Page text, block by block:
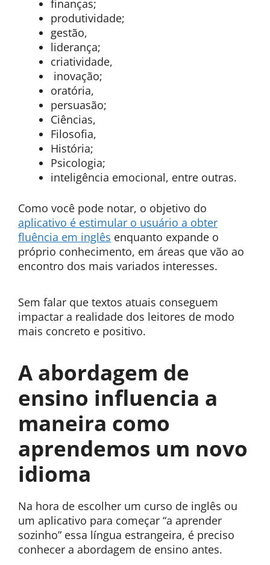
finanças;
produtividade;
gestão,
liderança;
criatividade,
inovação;
oratória,
persuasão;
Ciências,
Filosofia,
História;
Psicologia;
inteligência emocional, entre outras.
Como você pode notar, o objetivo do
aplicativo é estimular o usuário a obter
fluência em inglês enquanto expande o
próprio conhecimento, em áreas que vão ao
encontro dos mais variados interesses.
Sem falar que textos atuais conseguem
impactar a realidade dos leitores de modo
mais concreto e positivo.
A abordagem de
ensino influencia a
maneira como
aprendemos um novo
idioma
Na hora de escolher um curso de inglês ou
um aplicativo para começar “a aprender
sozinho” essa língua estrangeira, é preciso
conhecer a abordagem de ensino antes.